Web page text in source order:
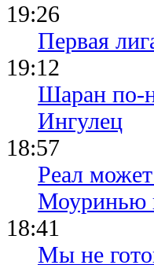
19:26
Первая
19:12
Шаран по-
Ингулец
18:57
Реал
Моуринью
18:41
Мы не